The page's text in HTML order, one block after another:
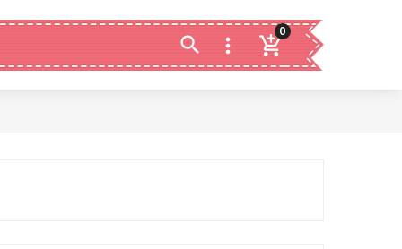

0
